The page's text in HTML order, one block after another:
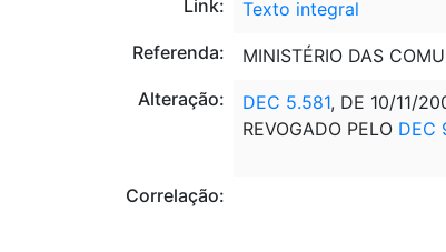
Link:
Texto integral
Referenda:
MINISTÉRIO DAS
Alteração:
DEC 5.581, DE 10/11/
REVOGADO PELO DEC
Correlação: